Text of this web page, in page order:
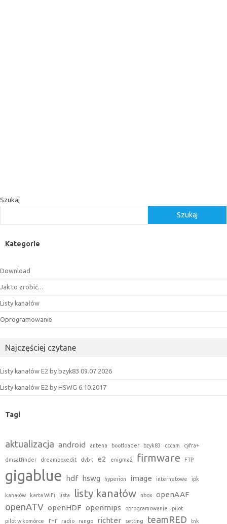
Szukaj
Szukaj
Kategorie
Download
Jak to zrobić…
Listy kanałów
Oprogramowanie
Najczęściej czytane
Listy kanałów E2 by bzyk83 09.07.2026
Listy kanałów E2 by HSWG 6.10.2017
Tagi
aktualizacja android antena bootloader bzyk83 cccam cyfra+
dmsatfinder dreamboxedit dvb-t e2 enigma2 firmware FTP
gigablue hdf hswg hyperion image internetowe ipk
kanałów karta WiFi lista listy kanałów nbox openAAF
openATV openHDF openmips oprogramowanie pilot
pilot w komórce r-r radio rango richter setting teamRED tnk